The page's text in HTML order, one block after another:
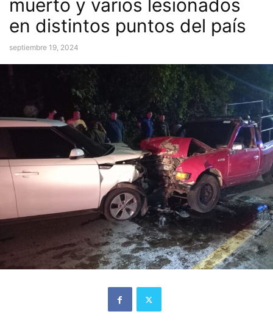
muerto y varios lesionados
en distintos puntos del país
septiembre 19, 2024